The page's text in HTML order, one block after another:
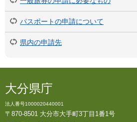
パスポートの申請について
県内の申請先
大分県庁
法人番号1000020440001
〒870-8501 大分市大手町3丁目1番1号